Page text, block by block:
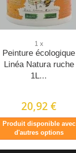
1 x
Peinture écologique
Linéa Natura ruche
1L...
20,92 €
Produit disponible avec
d'autres options